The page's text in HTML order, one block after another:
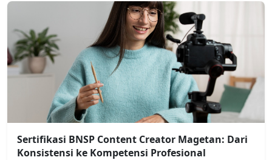
Sertifikasi BNSP Content Creator Magetan: Dari
Konsistensi ke Kompetensi Profesional